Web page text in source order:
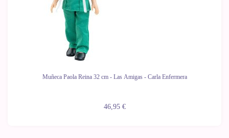
Muñeca Paola Reina 32 cm - Las Amigas - Carla Enfermera
46,95 €